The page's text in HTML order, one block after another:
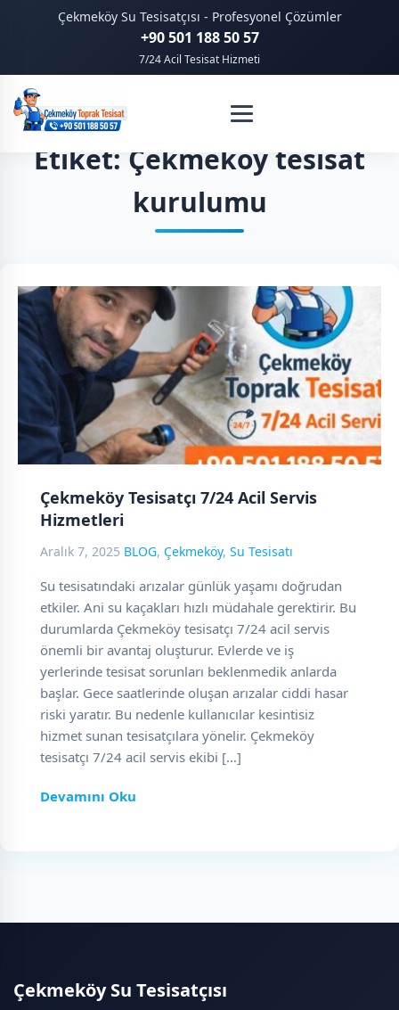
Çekmeköy Su Tesisatçısı - Profesyonel Çözümler
+90 501 188 50 57
7/24 Acil Tesisat Hizmeti
Etiket: Çekmeköy tesisat
kurulumu
Çekmeköy Tesisatçı 7/24 Acil Servis
Hizmetleri
Aralık 7, 2025 BLOG, Çekmeköy, Su Tesisatı
Su tesisatındaki arızalar günlük yaşamı doğrudan
etkiler. Ani su kaçakları hızlı müdahale gerektirir. Bu
durumlarda Çekmeköy tesisatçı 7/24 acil servis
önemli bir avantaj oluşturur. Evlerde ve iş
yerlerinde tesisat sorunları beklenmedik anlarda
başlar. Gece saatlerinde oluşan arızalar ciddi hasar
riski yaratır. Bu nedenle kullanıcılar kesintisiz
hizmet sunan tesisatçılara yönelir. Çekmeköy
tesisatçı 7/24 acil servis ekibi […]
Devamını Oku
Çekmeköy Su Tesisatçısı